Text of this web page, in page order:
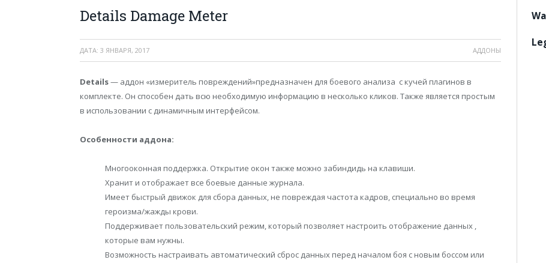
Details Damage Meter
ДАТА: 3 ЯНВАРЯ, 2017 АДДОНЫ
Details— аддон «измеритель повреждений»предназначен для боевого анализа с кучей плагинов в
комплекте. Он способен дать всю необходимую информацию в несколько кликов. Также является простым
в использовании с динамичным интерфейсом.
Особенности аддона:
Многооконная поддержка. Открытие окон также можно забиндидь на клавиши.
Хранит и отображает все боевые данные журнала.
Имеет быстрый движок для сбора данных, не повреждая частота кадров, специально во время
героизма/жажды крови.
Поддерживает пользовательский режим, который позволяет настроить отображение данных ,
которые вам нужны.
Возможность настраивать автоматический сброс данных перед началом боя с новым боссом или